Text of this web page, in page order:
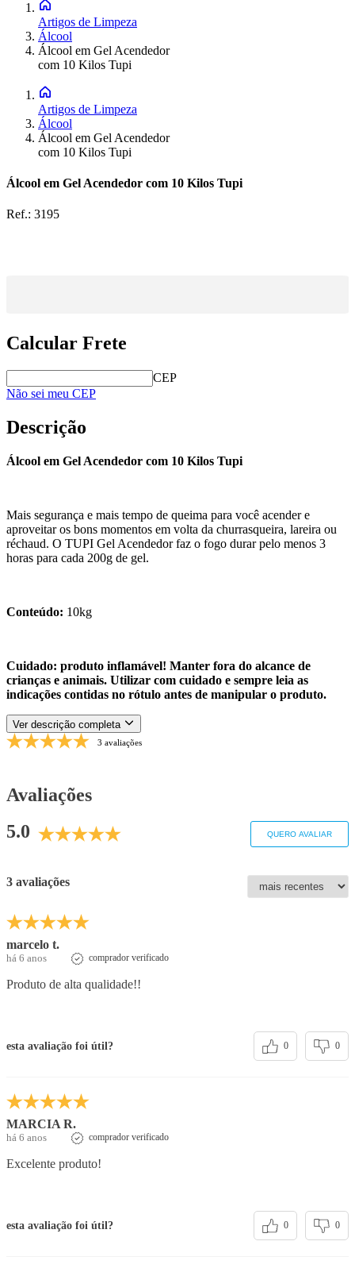
Artigos de Limpeza
Álcool
Álcool em Gel Acendedor
com 10 Kilos Tupi
Artigos de Limpeza
Álcool
Álcool em Gel Acendedor
com 10 Kilos Tupi
Álcool em Gel Acendedor com 10 Kilos Tupi
Ref.: 3195
Calcular Frete
CEP
Não sei meu CEP
Descrição
Álcool em Gel Acendedor com 10 Kilos Tupi
Mais segurança e mais tempo de queima para você acender e
aproveitar os bons momentos em volta da churrasqueira, lareira ou
réchaud. O TUPI Gel Acendedor faz o fogo durar pelo menos 3
horas para cada 200g de gel.
Conteúdo: 10kg
Cuidado: produto inflamável! Manter fora do alcance de
crianças e animais. Utilizar com cuidado e sempre leia as
indicações contidas no rótulo antes de manipular o produto.
Ver descrição completa
3 avaliações
Avaliações
5.0
QUERO AVALIAR
3 avaliações
marcelo t.
há 6 anos comprador verificado
Produto de alta qualidade!!
esta avaliação foi útil? 0 0
MARCIA R.
há 6 anos comprador verificado
Excelente produto!
esta avaliação foi útil? 0 0